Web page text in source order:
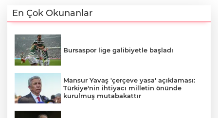
En Çok Okunanlar
Bursaspor lige galibiyetle başladı
Mansur Yavaş 'çerçeve yasa' açıklaması:
Türkiye'nin ihtiyacı milletin önünde
kurulmuş mutabakattır